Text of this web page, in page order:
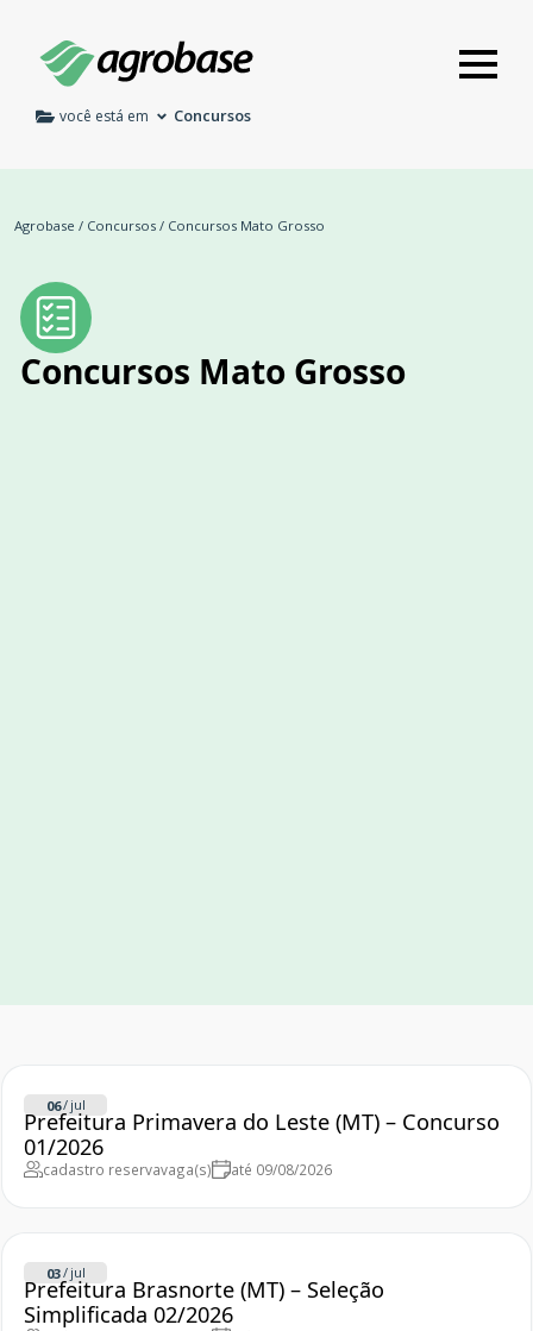
você está em Concursos
Agrobase / Concursos / Concursos Mato Grosso
Concursos Mato Grosso
06/ jul
Prefeitura Primavera do Leste (MT) – Concurso
01/2026
cadastro reservavaga(s) até 09/08/2026
03/ jul
Prefeitura Brasnorte (MT) – Seleção
Simplificada 02/2026